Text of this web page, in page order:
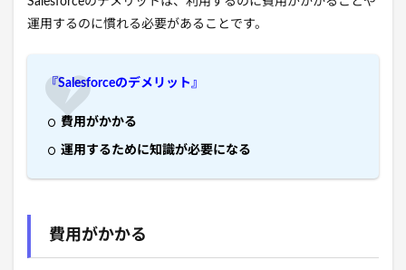
運用するのに慣れる必要があることです。
『Salesforceのデメリット』
費用がかかる
運用するために知識が必要になる
費用がかかる